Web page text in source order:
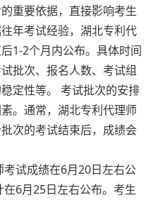
重要依据，直接影响考生
年考试经验，湖北专利代
1-2个月内公布。具体时间
批次、报名人数、考试组
定性等。 考试批次的安排
。通常，湖北专利代理师
次的考试结束后，成绩会
试成绩在6月20日左右公
6月25日左右公布。考生